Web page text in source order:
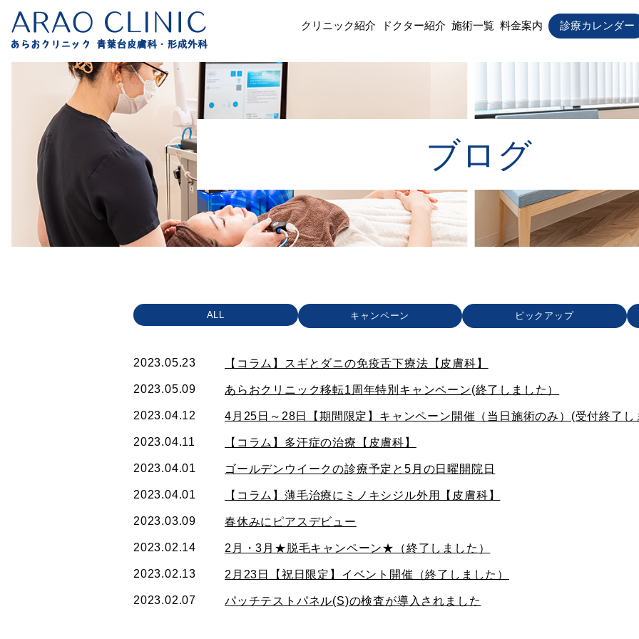
クリニック紹介 ドクター紹介 施術一覧 料金案内 診療カレンダー
ブログ
ALL キャンペーン ピックアップ
2023.05.23 【コラム】スギとダニの免疫舌下療法【皮膚科】
2023.05.09 あらおクリニック移転1周年特別キャンペーン(終了しました）
2023.04.12 4月25日～28日【期間限定】キャンペーン開催（当日施術のみ）(受付終了し
2023.04.11 【コラム】多汗症の治療【皮膚科】
2023.04.01 ゴールデンウイークの診療予定と5月の日曜開院日
2023.04.01 【コラム】薄毛治療にミノキシジル外用【皮膚科】
2023.03.09 春休みにピアスデビュー
2023.02.14 2月・3月★脱毛キャンペーン★（終了しました）
2023.02.13 2月23日【祝日限定】イベント開催（終了しました）
2023.02.07 パッチテストパネル(S)の検査が導入されました